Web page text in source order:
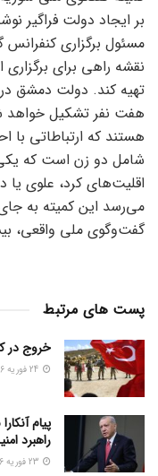
بر ایجاد دولت فراگیر
مسئول برگزاری
نقشه راهی برای
هفت نفر تشکیل خواهد
هستند که ارتباطاتی با
شامل دو زن است که
اقلیت‌های کرد، علوی یا
می‌رسد این کمیته به
گفت‌وگوی ملی واقعی،
پست های مرتبط
خروج در
پیام
راهبرد